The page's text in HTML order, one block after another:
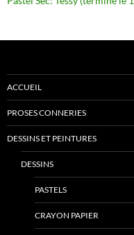
ACCUEIL
PROSES CONNERIES
DESSINS ET PEINTURES
DESSINS
PASTELS
CRAYON PAPIER